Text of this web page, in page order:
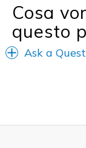
Cosa
questo
Ask a